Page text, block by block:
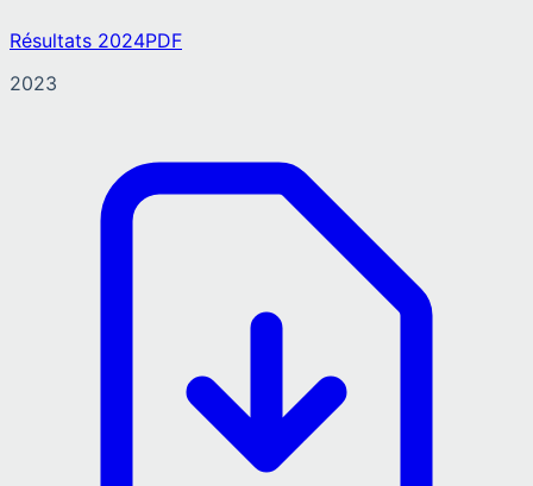
Résultats 2024PDF
2023